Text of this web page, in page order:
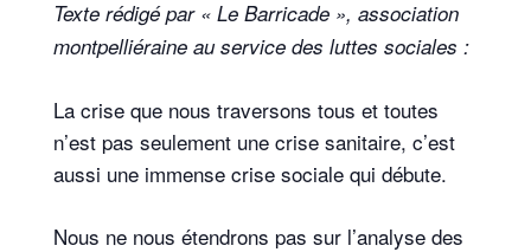
Texte rédigé par « Le Barricade », association
montpelliéraine au service des luttes sociales :
La crise que nous traversons tous et toutes
n’est pas seulement une crise sanitaire, c’est
aussi une immense crise sociale qui débute.
Nous ne nous étendrons pas sur l’analyse des